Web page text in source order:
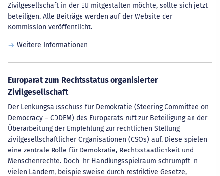
Zivilgesellschaft in der EU mitgestalten möchte, sollte sich jetzt
beteiligen. Alle Beiträge werden auf der Website der
Kommission veröffentlicht.
Weitere Informationen
Europarat zum Rechtsstatus organisierter
Zivilgesellschaft
Der Lenkungsausschuss für Demokratie (Steering Committee on
Democracy – CDDEM) des Europarats ruft zur Beteiligung an der
Überarbeitung der Empfehlung zur rechtlichen Stellung
zivilgesellschaftlicher Organisationen (CSOs) auf. Diese spielen
eine zentrale Rolle für Demokratie, Rechtsstaatlichkeit und
Menschenrechte. Doch ihr Handlungsspielraum schrumpft in
vielen Ländern, beispielsweise durch restriktive Gesetze,